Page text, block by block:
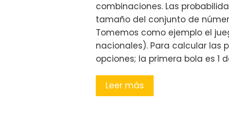
combinaciones. Las
tamaño del conjunto de
Tomemos como ejemplo el
nacionales). Para calcular las
opciones; la primera bola es 1
Leer más